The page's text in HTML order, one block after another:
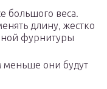
большого веса.
длину, жестко
фурнитуры
они будут